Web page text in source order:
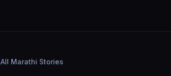
All Marathi Stories